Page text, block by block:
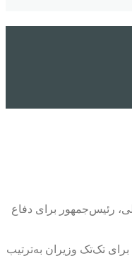
رئیس‌جمهور برای دفاع
و بررسی برای تک‌تک وزیران به‌ترتیب